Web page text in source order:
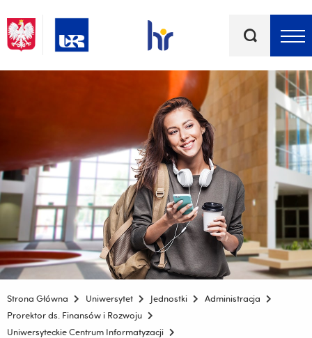
kluczowe
Strona Główna Uniwersytet Jednostki
Administracja
Prorektor ds. Finansów i Rozwoju
Uniwersyteckie Centrum Informatyzacji